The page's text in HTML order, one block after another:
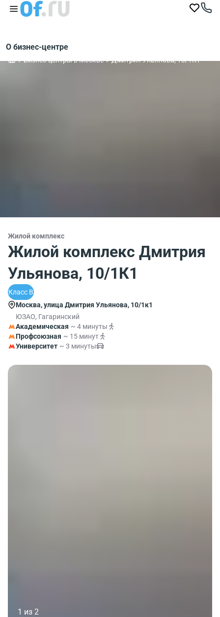
О бизнес-центре
Бизнес-центры в Москве Дмитрия Ульянова, 10/1К1
Жилой комплекс
Жилой комплекс Дмитрия
Ульянова, 10/1К1
Класс B
Москва, улица Дмитрия Ульянова, 10/1к1
ЮЗАО, Гагаринский
Академическая ~ 4 минуты
Профсоюзная ~ 15 минут
Университет ~ 3 минуты
1 из 2